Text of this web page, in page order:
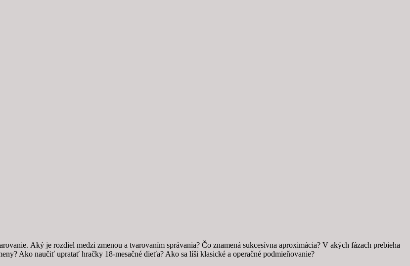
Aký je rozdiel medzi zmenou a tvarovaním správania? Čo znamená sukcesívna aproximácia? V akých fázach prebieha
Ako naučiť upratať hračky 18-mesačné dieťa? Ako sa líši klasické a operačné podmieňovanie?